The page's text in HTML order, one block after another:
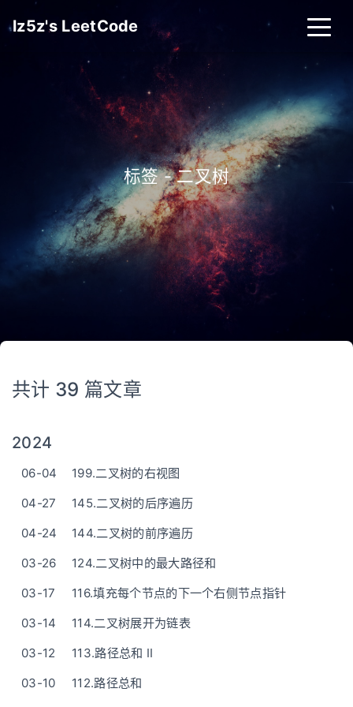
lz5z's LeetCode
标签 - 二叉树
共计 39 篇文章
2024
06-04
199.二叉树的右视图
04-27
145.二叉树的后序遍历
04-24
144.二叉树的前序遍历
03-26
124.二叉树中的最大路径和
03-17
116.填充每个节点的下一个右侧节点指针
03-14
114.二叉树展开为链表
03-12
113.路径总和 II
03-10
112.路径总和